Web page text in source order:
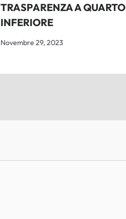
TRASPARENZA A QUARTO
INFERIORE
Novembre 29, 2023